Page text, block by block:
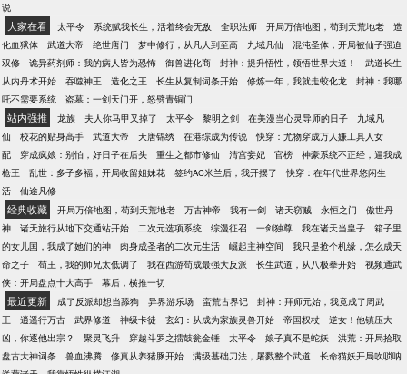
说
大家在看 太平令 系统赋我长生，活着终会无敌 全职法师 开局万倍地图，苟到天荒地老
造
化血狱体
武道大帝 绝世唐门 梦中修行，从凡人到至高 九域凡仙
混沌圣体，开局被仙子强迫
双修
诡异药剂师：我的病人皆为恐怖 御兽进化商 封神：提升悟性，领悟世界大道！
武道长生
从内丹术开始
吞噬神王 造化之王 长生从复制词条开始 修炼一年，我就走蛟化龙
封神：我哪
吒不需要系统
盗墓：一剑天门开，怒劈青铜门
站内强推 龙族 夫人你马甲又掉了 太平令 黎明之剑 在美漫当心灵导师的日子
九域凡
仙
校花的贴身高手 武道大帝 天唐锦绣 在港综成为传说
快穿：尤物穿成万人嫌工具人女
配
穿成疯娘：别怕，好日子在后头 重生之都市修仙 清宫妾妃 官榜
神豪系统不正经，逼我成
枪王
乱世：多子多福，开局收留姐妹花 签约AC米兰后，我开摆了
快穿：在年代世界悠闲生
活
仙途凡修
经典收藏 开局万倍地图，苟到天荒地老 万古神帝 我有一剑 诸天窃贼 永恒之门
傲世丹
神
诸天旅行从地下交通站开始 二次元选项系统 综漫征召 一剑独尊 我在诸天当皇子
箱子里
的女儿国，我成了她们的神
肉身成圣者的二次元生活 崛起主神空间
我只是抢个机缘，怎么成天
命之子
苟王，我的师兄太低调了 我在西游苟成最强大反派 长生武道，从八极拳开始
视频通武
侠：开局盘点十大高手
幕后，横推一切
最近更新 成了反派却想当舔狗 异界游乐场 蛮荒古界记
封神：拜师元始，我竟成了周武
王
逍遥行万古 武界修道 神级卡徒 玄幻：从成为家族灵兽开始 帝国权杖
逆女！他镇压大
凶，你逐他出宗？
聚灵飞升 穿越斗罗之擂鼓瓮金锤 太平令 娘子真不是蛇妖
洪荒：开局拾取
盘古大神词条
兽血沸腾 修真从养猪豚开始 满级基础刀法，屠戮整个武道
长命猫妖开局吹唢呐